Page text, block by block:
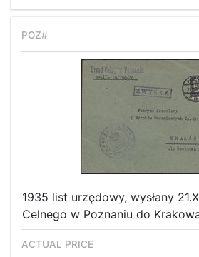
1935 list urzędowy, wysłany
Celnego w Poznaniu do